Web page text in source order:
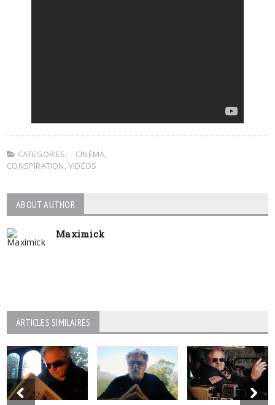
CATEGORIES: CINÉMA,
CONSPIRATION,VIDÉOS
ABOUT AUTHOR
Maximick
ARTICLES SIMILAIRES